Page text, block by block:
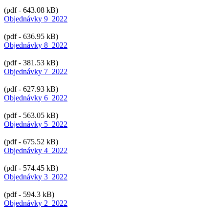
(pdf - 643.08 kB)
Objednávky 9_2022
(pdf - 636.95 kB)
Objednávky 8_2022
(pdf - 381.53 kB)
Objednávky 7_2022
(pdf - 627.93 kB)
Objednávky 6_2022
(pdf - 563.05 kB)
Objednávky 5_2022
(pdf - 675.52 kB)
Objednávky 4_2022
(pdf - 574.45 kB)
Objednávky 3_2022
(pdf - 594.3 kB)
Objednávky 2_2022